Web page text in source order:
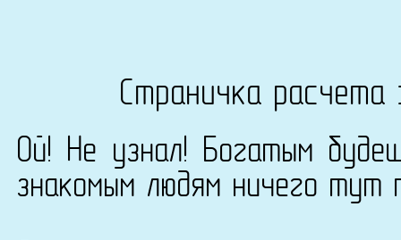
Страничка
Ой! Не узнал! Богатым
знакомым людям ничего тут